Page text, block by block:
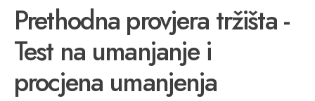
Prethodna provjera tržišta -
Test na umanjanje i
procjena umanjenja